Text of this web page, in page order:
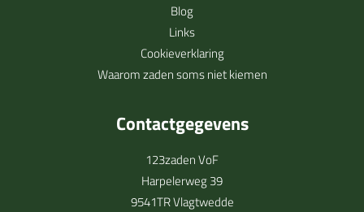
Blog
Links
Cookieverklaring
Waarom zaden soms niet kiemen
Contactgegevens
123zaden VoF
Harpelerweg 39
9541TR Vlagtwedde